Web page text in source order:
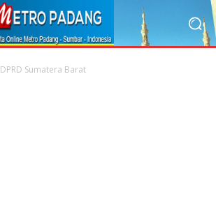
DPRD Sumatera Barat